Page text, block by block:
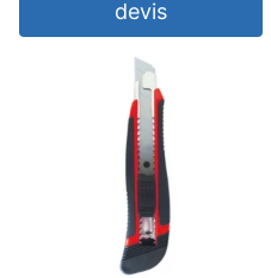
devis